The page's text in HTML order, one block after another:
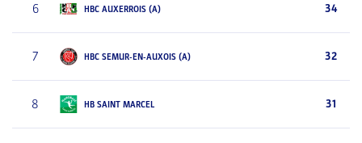
6 HBC AUXERROIS (A) 34
7 HBC SEMUR-EN-AUXOIS (A) 32
8 HB SAINT MARCEL 31